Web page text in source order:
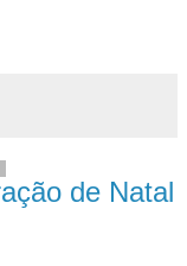
de Natal